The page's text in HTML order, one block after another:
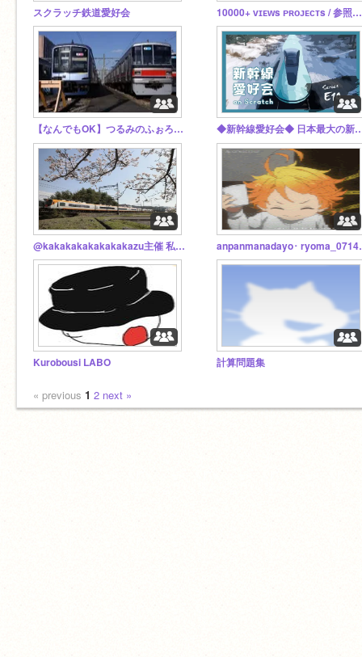
スクラッチ鉄道愛好会 10000+ ᴠɪᴇᴡs ᴘʀᴏᴊᴇᴄᴛs / 参照数1万超えプロジェクトを追加しよう！
【なんでもOK】つるみのふぉろわーすたじお ◆新幹線愛好会◆ 日本
@kakakakakakakakazu主催 私鉄フォトコン‼︎
Kurobousi LABO 計算問題集
« previous 1 2 next »